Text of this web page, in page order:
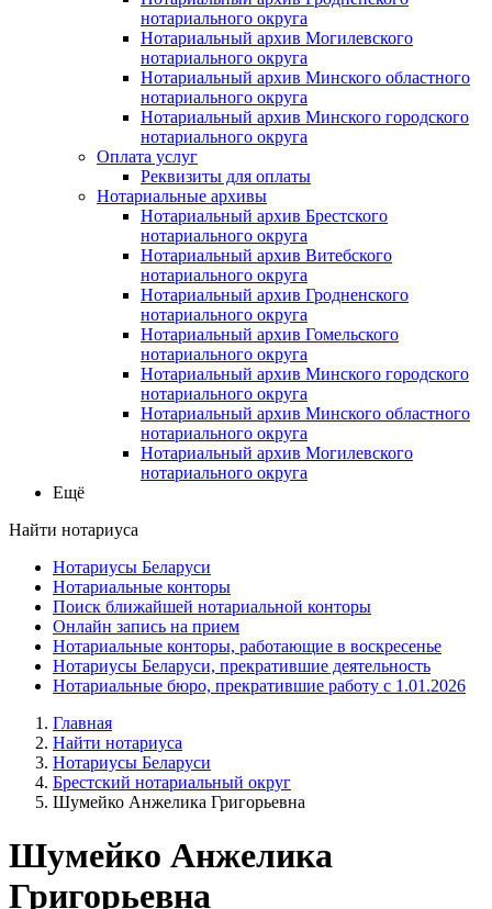
нотариального округа
Нотариальный архив Могилевского
нотариального округа
Нотариальный архив Минского областного
нотариального округа
Нотариальный архив Минского городского
нотариального округа
Оплата услуг
Реквизиты для оплаты
Нотариальные архивы
Нотариальный архив Брестского
нотариального округа
Нотариальный архив Витебского
нотариального округа
Нотариальный архив Гродненского
нотариального округа
Нотариальный архив Гомельского
нотариального округа
Нотариальный архив Минского городского
нотариального округа
Нотариальный архив Минского областного
нотариального округа
Нотариальный архив Могилевского
нотариального округа
Ещё
Найти нотариуса
Нотариусы Беларуси
Нотариальные конторы
Поиск ближайшей нотариальной конторы
Онлайн запись на прием
Нотариальные конторы, работающие в воскресенье
Нотариусы Беларуси, прекратившие деятельность
Нотариальные бюро, прекратившие работу с 1.01.2026
Главная
Найти нотариуса
Нотариусы Беларуси
Брестский нотариальный округ
Шумейко Анжелика Григорьевна
Шумейко Анжелика
Григорьевна